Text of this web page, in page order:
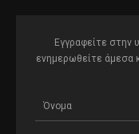
Εγγραφείτε στην
ενημερωθείτε άμεσα